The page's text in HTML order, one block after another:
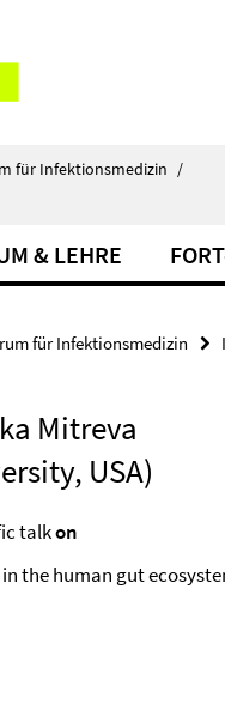
für Infektionsmedizin /
& LEHRE
für Infektionsmedizin
Mitreva
USA)
talkon
the human gut